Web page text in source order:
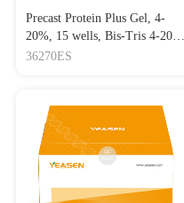
Precast Protein Plus Gel, 4-
20%, 15 wells, Bis-Tris 4-20%
高分辨率预制胶(Bis-Tris)，
36270ES